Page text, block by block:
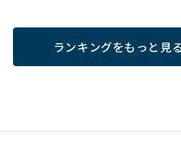
ランキングをもっと見る